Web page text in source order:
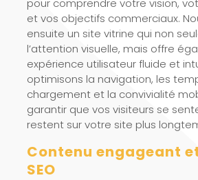
pour comprendre votre vision,
et vos objectifs commerciaux.
ensuite un site vitrine qui non
l’attention visuelle, mais offre
expérience utilisateur fluide et
optimisons la navigation, les
chargement et la convivialité
garantir que vos visiteurs se
restent sur votre site plus
Contenu engageant
SEO